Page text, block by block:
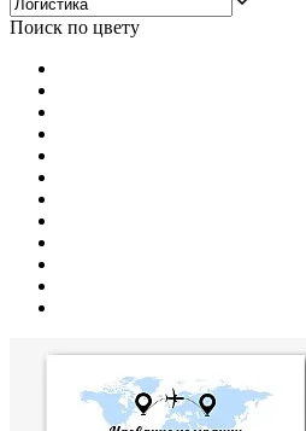
Поиск по цвету